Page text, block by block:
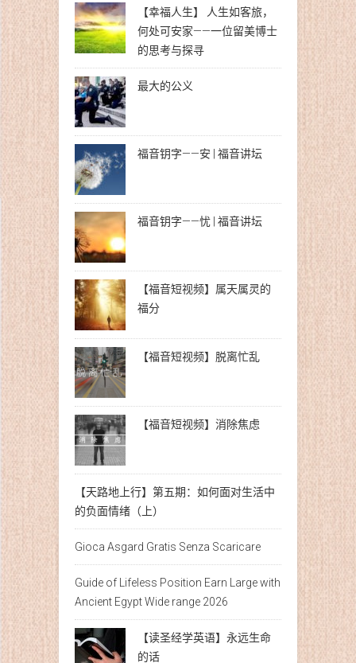
【幸福人生】 人生如客旅，
何处可安家——一位留美博士
的思考与探寻
最大的公义
福音钥字——安 | 福音讲坛
福音钥字——忧 | 福音讲坛
【福音短视频】属天属灵的
福分
【福音短视频】脱离忙乱
【福音短视频】消除焦虑
【天路地上行】第五期：如何面对生活中
的负面情绪（上）
Gioca Asgard Gratis Senza Scaricare
Guide of Lifeless Position Earn Large with
Ancient Egypt Wide range 2026
【读圣经学英语】永远生命
的话